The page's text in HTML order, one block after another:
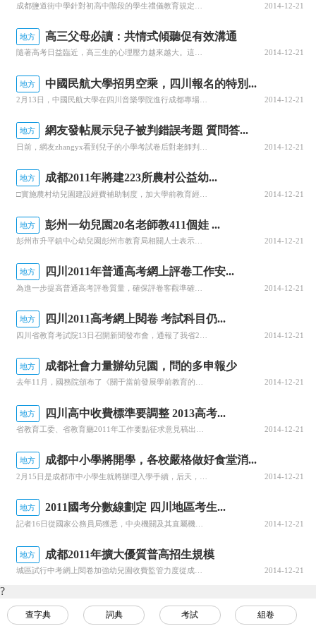
2014-12-21
地方 高三父母必讀：共情式傾聽促有效溝通
2014-12-21
地方 中國民航大學招男空乘，四川報名的特別...
2月13日，中國民航大學在四川音樂學院進行成都專場面試。記者在現場了解到，今年的考生有400余人，人數和往年800多考生相比大幅度減少。“近年來我國每年都會在國際、干線和支線上增加航班，可如今報名學習空乘的學生卻減少許多。”中國民航大學負責招生的王林說，就今年招生情況看，全國的考生數量都有減少。考生 2014-12-21
地方 網友發帖展示兒子被判錯誤考題 質問答...
2014-12-21
地方 成都2011年將建223所農村公益幼...
2014-12-21
地方 彭州一幼兒園20名老師教411個娃 ...
彭州市升平鎮中心幼兒園彭州市教育局相關人士表示，彭州還將改建新建3所幼兒園，至少還需60名專業幼兒園老師，但無奈在省內外都難以招到人目前，彭州市新建31所中心幼兒園，還將改建新建3所幼兒園，招收1050名幼兒。然而，為了給這些幼兒園補充專業的幼教隊伍，彭州市教育局去年前往省內外招聘時卻屢屢碰壁招不到 2014-12-21
地方 四川2011年普通高考網上評卷工作安...
為進一步提高普通高考評卷質量，確保評卷客觀準確、公平公正，實現招生考試評卷的標準化、規范化、科學化和現代化，省招考委、省教育廳決定，從2011年起我省將在全國普通高等學校招生統一考試中實施網上評卷。這是今年我省高校招生考試的一項重大改革。網上評卷是將多年來人工評卷積累起來的豐富經驗與現代高新技術相結 2014-12-21
地方 四川2011高考網上閱卷 考試科目仍...
2014-12-21
地方 成都社會力量辦幼兒園，問的多申報少
去年11月，國務院頒布了《關于當前發展學前教育的若干意見》；去年底，《四川省中長期教育改革和發展綱要(2010-2020)》和成都市《關于促進學前教育發展的意見》又接連出臺，鼓勵社會力量辦幼兒園。大力發展學前教育，讓民辦幼兒園似乎迎來了發展的好時機。然而，記者近日從成都各城區教育局調查了解到，雖然前 2014-12-21
地方 四川高中收費標準要調整 2013高考...
2014-12-21
地方 成都中小學將開學，各校嚴格做好食堂消...
2014-12-21
地方 2011國考分數線劃定 四川地區考生...
記者16日從國家公務員局獲悉，中央機關及其直屬機構2011年度考試錄用公務員公共科目筆試合格分數線已經劃定。據國家公務員局考試錄用司負責人介紹，今年在劃定合格分數線時，既考慮到新錄用公務員必須具備的基本素質，又兼顧了不同職位層次對公務員能力的不同要求，對中央、省（區、市）、市（地）和縣（區）職位采取 2014-12-21
地方 成都2011年擴大優質普高招生規模
城區試行中考網上閱卷加強幼兒園收費監管力度從成都市教育局獲悉，成都市今年中考在城區試行網上閱卷，并擴大優質普通高中學校招生規模，著力縮小市域內普通高中學校之間的差距。據悉，成都市今年還將制訂公益性幼兒園收費標準，并加強幼兒園收費監管力度。城區中考將試行網上閱卷今年率先實現小學生減負。計劃在城區試點中 2014-12-21
?
查字典 詞典 考試 組卷